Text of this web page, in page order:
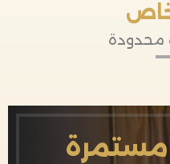
محدودة
مستمرة